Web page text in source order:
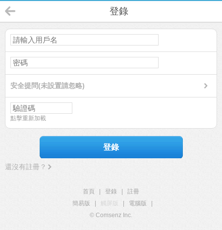
登錄
安全提問(未設置請忽略)
點擊重新加載
登錄
還沒有註冊？
首頁 登錄
註冊
簡易版
觸屏版 電腦版
© Comsenz Inc.